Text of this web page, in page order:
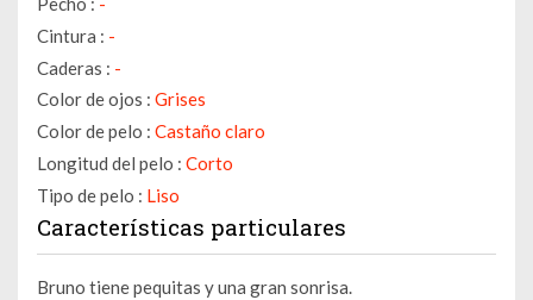
Cintura : -
Caderas : -
Color de ojos : Grises
Color de pelo : Castaño claro
Longitud del pelo : Corto
Tipo de pelo : Liso
Características particulares
Bruno tiene pequitas y una gran sonrisa.